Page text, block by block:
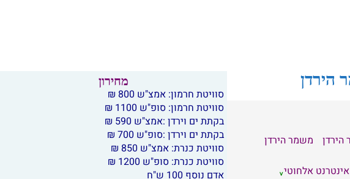
הירדן
משמר הירדן
אינטרנט אלחוטי
מחירון
סוויטת חרמון: אמצ"ש 800 ₪
סוויטת חרמון: סופ"ש 1100 ₪
בקתת ים וירדן :אמצ"ש 590 ₪
בקתת ים וירדן :סופ"ש 700 ₪
סוויטת כנרת: אמצ"ש 850 ₪
סוויטת כנרת: סופ"ש 1200 ₪
אדם נוסף 100 ש"ח